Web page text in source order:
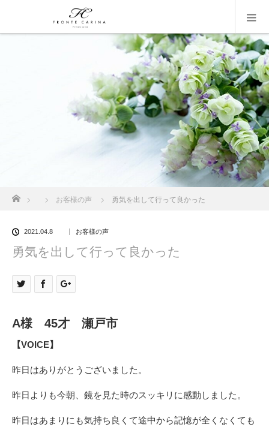
お客様の声 勇気を出して行って良かった
2021.04.8 お客様の声
勇気を出して行って良かった
A様 45才 瀬戸市
【VOICE】
昨日はありがとうございました。
昨日よりも今朝、鏡を見た時のスッキリに感動しました。
昨日はあまりにも気持ち良くて途中から記憶が全くなくても